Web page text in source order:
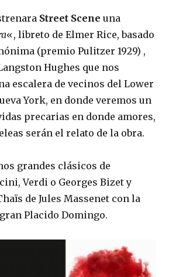
Street Scene una
«, libreto de Elmer Rice, basado
(premio Pulitzer 1929) ,
Hughes que nos
escalera de vecinos del Lower
York, en donde veremos un
precarias en donde amores,
serán el relato de la obra.
grandes clásicos de
Verdi o Georges Bizet y
de Jules Massenet con la
Placido Domingo.